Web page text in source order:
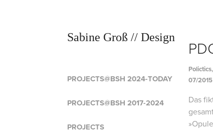
Sabine Groß // Design
PROJECTS@BSH 2024-TODAY
PROJECTS@BSH 2017-2024
PROJECTS
07/2015
Das